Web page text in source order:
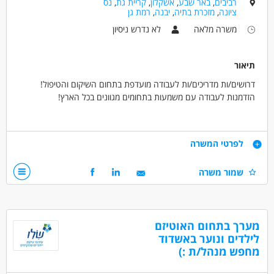
רביבים,באר שבע,אשקלון,קריית גת, נס
ציונה,מזכרת בתיה,יבנה, רמת גן
משרה מלאה
לא נדרש ניסיון
תיאור
דרושים/ות מדריכים/ות לעבודה מועדפת בתחום השיקום והטיפול!
הזדמנות לעבודה עם משמעות בתחומים מגוונים בכל הארץ!
עבודה בתחומים מגוונים,
מה תקבלו?
סביבה תומכת ומשפחתית
מקומות עבודה בכל הארץ!
דרישות
אחריות,
חינוך, הוראה והדרכה - חונכות
חינוך, הוראה והדרכה - מדריך/ה
לפרטי המשרה
שמור משרה
מערך בתחום האוטיזם
לילדים ונוער באשדוד
מחפש מנהל/ת :)